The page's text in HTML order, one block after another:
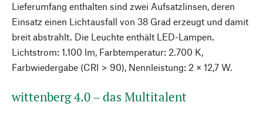
Lieferumfang enthalten sind zwei Aufsatzlinsen, deren
Einsatz einen Lichtausfall von 38 Grad erzeugt und damit
breit abstrahlt. Die Leuchte enthält LED-Lampen.
Lichtstrom: 1.100 lm, Farbtemperatur: 2.700 K,
Farbwiedergabe (CRI > 90), Nennleistung: 2 × 12,7 W.
wittenberg 4.0 – das Multitalent